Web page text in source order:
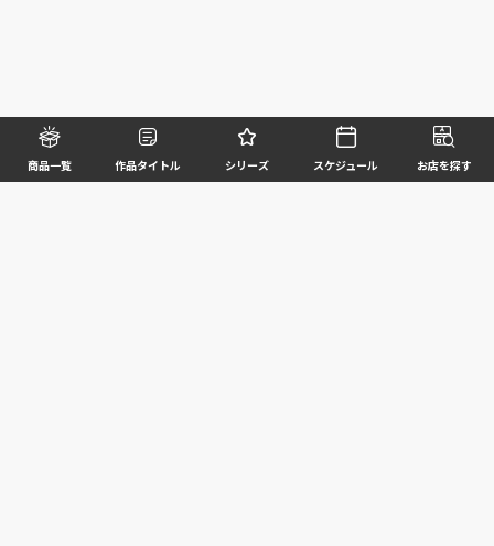
商品一覧 作品タイトル シリーズ スケジュール お店を探す